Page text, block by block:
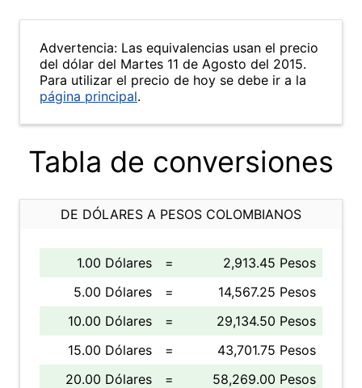
Advertencia: Las equivalencias usan el precio
del dólar del Martes 11 de Agosto del 2015.
Para utilizar el precio de hoy se debe ir a la
página principal.
Tabla de conversiones
DE DÓLARES A PESOS COLOMBIANOS
1.00 Dólares =
2,913.45 Pesos
5.00 Dólares
=
14,567.25 Pesos
10.00 Dólares
=
29,134.50 Pesos
15.00 Dólares
=
43,701.75 Pesos
20.00 Dólares
=
58,269.00 Pesos